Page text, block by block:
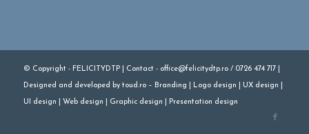
© Copyright - FELICITYDTP | Contact - office@felicitydtp.ro / 0726 474 717 |
Designed and developed by toud.ro– Branding Logo design UX design
UI design Web design Graphic design Presentation design